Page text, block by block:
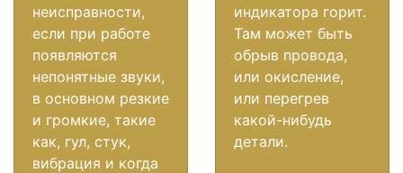
неисправности,
если при работе
появляются
непонятные звуки,
в основном резкие
и громкие, такие
как, гул, стук,
вибрация и когда
индикатора горит.
Там может быть
обрыв провода,
или окисление,
или перегрев
какой-нибудь
детали.